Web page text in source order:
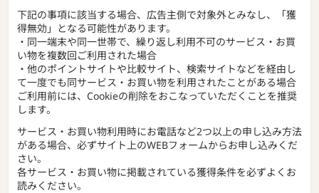
下記の事項に該当する場合、広告主側で対象外とみなし、「獲
得無効」となる可能性があります。
・同一端末や同一世帯で、繰り返し利用不可のサービス・お買
い物を複数回ご利用された場合
・他のポイントサイトや比較サイト、検索サイトなどを経由し
て一度でも同サービス・お買い物を利用されたことがある場合
ご利用前には、Cookieの削除をおこなっていただくことを推奨
します。
サービス・お買い物利用時にお電話など2つ以上の申し込み方法
がある場合、必ずサイト上のWEBフォームからお申し込みくだ
さい。
各サービス・お買い物に掲載されている獲得条件を必ずよくお
読みください。